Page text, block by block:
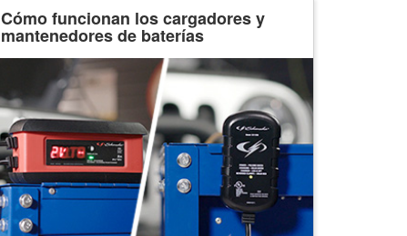
Cómo funcionan los cargadores y
mantenedores de baterías